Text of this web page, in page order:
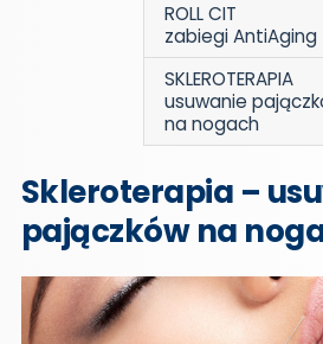
ROLL CIT
zabiegi AntiAging
SKLEROTERAPIA
usuwanie
na nogach
Skleroterapia –
pajączków na